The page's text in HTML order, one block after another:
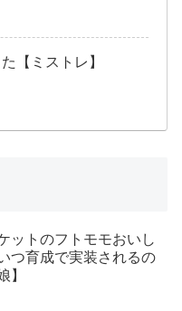
【ミストレ】
ットのフトモモおいし
つ育成で実装されるの
】